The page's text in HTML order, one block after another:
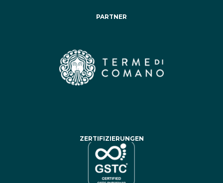
PARTNER
ZERTIFIZIERUNGEN